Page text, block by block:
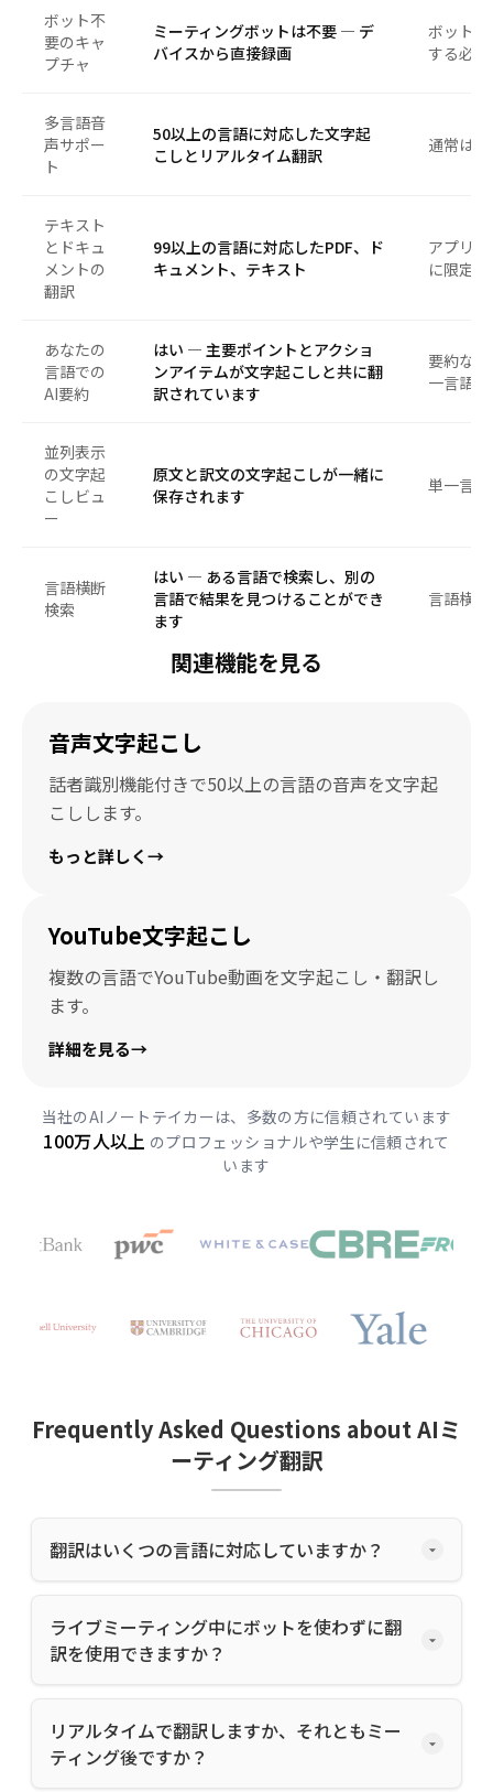
ボット不
要のキャ
プチャ
ミーティングボットは不要 — デ
バイスから直接録画
ボット
する必
多言語音
声サポー
ト
50以上の言語に対応した文字起
こしとリアルタイム翻訳
通常は5
テキスト
とドキュ
メントの
翻訳
99以上の言語に対応したPDF、ド
キュメント、テキスト
アプリ
に限定
あなたの
言語での
AI要約
はい — 主要ポイントとアクショ
ンアイテムが文字起こしと共に翻
訳されています
要約な
一言語
並列表示
の文字起
こしビュ
ー
原文と訳文の文字起こしが一緒に
保存されます
単一言
言語横断
検索
はい — ある言語で検索し、別の
言語で結果を見つけることができ
ます
言語横
関連機能を見る
音声文字起こし
話者識別機能付きで50以上の言語の音声を文字起
こしします。
もっと詳しく→
YouTube文字起こし
複数の言語でYouTube動画を文字起こし・翻訳し
ます。
詳細を見る→
当社のAIノートテイカーは、多数の方に信頼されています
100万人以上 のプロフェッショナルや学生に信頼されて
います
Frequently Asked Questions about AIミ
ーティング翻訳
翻訳はいくつの言語に対応していますか？
ライブミーティング中にボットを使わずに翻
訳を使用できますか？
リアルタイムで翻訳しますか、それともミー
ティング後ですか？